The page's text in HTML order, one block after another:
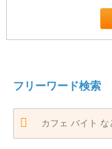
フリーワード検索